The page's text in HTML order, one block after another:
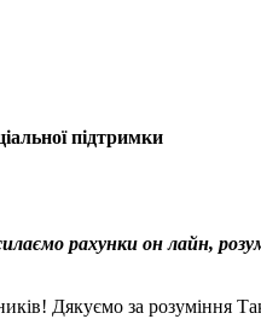
підтримки
рахунки он лайн,
Дякуємо за розуміння